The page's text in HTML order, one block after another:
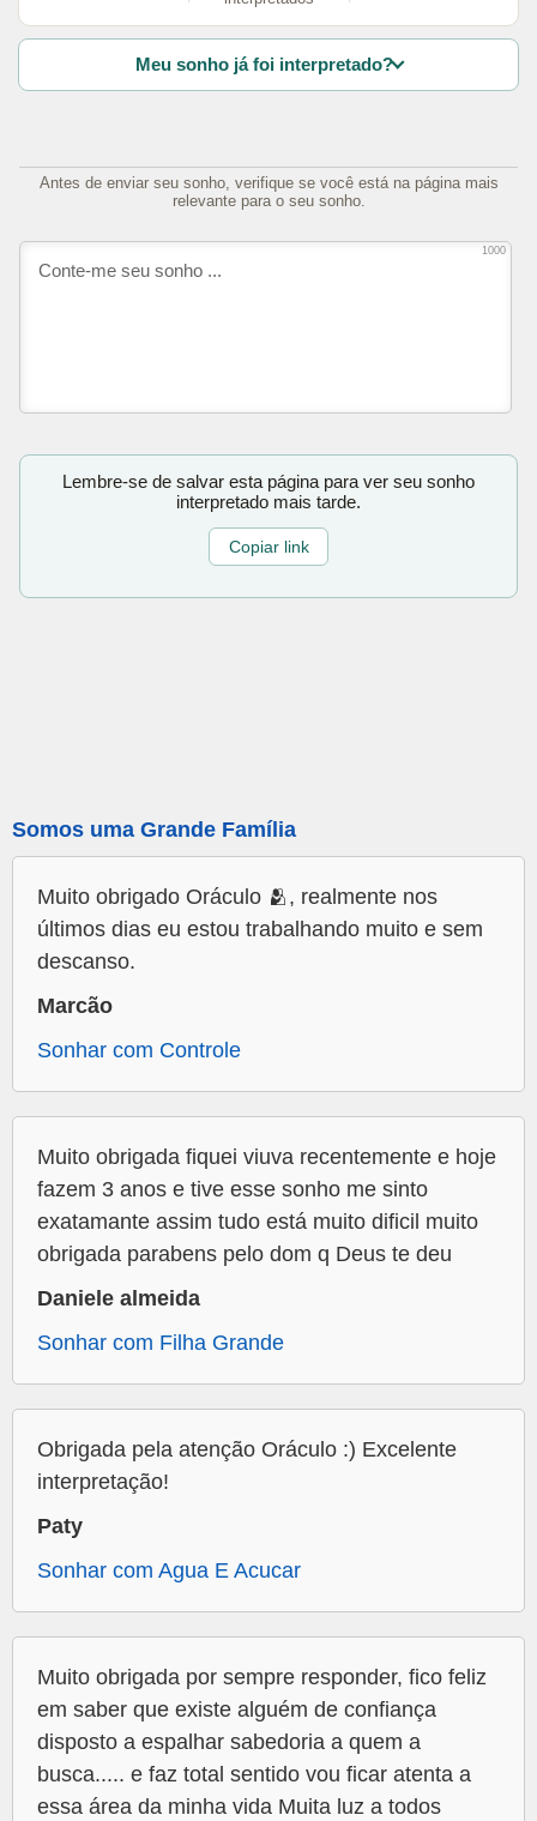
Meu sonho já foi interpretado?
Antes de enviar seu sonho, verifique se você está na página mais
relevante para o seu sonho.
1000
Lembre-se de salvar esta página para ver seu sonho
interpretado mais tarde.
Copiar link
Somos uma Grande Família
Muito obrigado Oráculo 🫂, realmente nos
últimos dias eu estou trabalhando muito e sem
descanso.
Marcão
Sonhar com Controle
Muito obrigada fiquei viuva recentemente e hoje
fazem 3 anos e tive esse sonho me sinto
exatamante assim tudo está muito dificil muito
obrigada parabens pelo dom q Deus te deu
Daniele almeida
Sonhar com Filha Grande
Obrigada pela atenção Oráculo :) Excelente
interpretação!
Paty
Sonhar com Agua E Acucar
Muito obrigada por sempre responder, fico feliz
em saber que existe alguém de confiança
disposto a espalhar sabedoria a quem a
busca..... e faz total sentido vou ficar atenta a
essa área da minha vida Muita luz a todos